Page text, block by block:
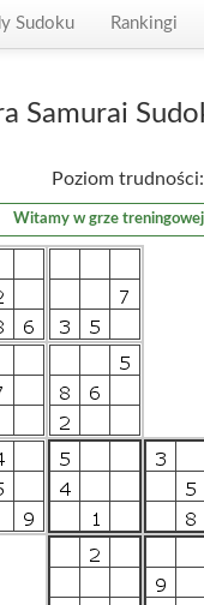
Sudoku Rankingi
Samurai
Poziom
Witamy w grze